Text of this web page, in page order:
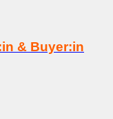
& Buyer:in